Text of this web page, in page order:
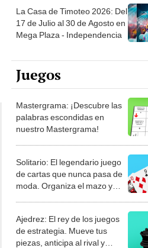
La Casa de Timoteo 2026: Del
17 de Julio al 30 de Agosto en
Mega Plaza - Independencia
Juegos
Mastergrama: ¡Descubre las
palabras escondidas en
nuestro Mastergrama!
Solitario: El legendario juego
de cartas que nunca pasa de
moda. Organiza el mazo y
Ajedrez: El rey de los juegos
de estrategia. Mueve tus
piezas, anticipa al rival y